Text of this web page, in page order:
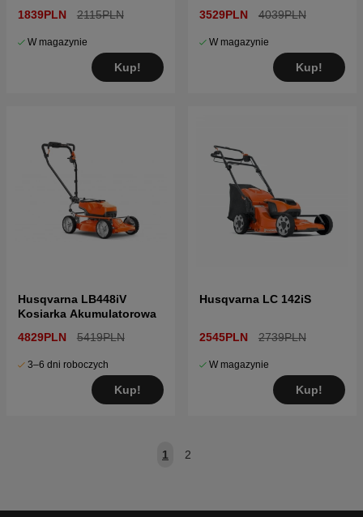
1839PLN 2115PLN
W magazynie
Kup!
3529PLN 4039PLN
W magazynie
Kup!
Husqvarna LB448iV
Kosiarka Akumulatorowa
4829PLN
5419PLN
3–6 dni roboczych
Kup!
Husqvarna LC 142iS
2545PLN 2739PLN
W magazynie
Kup!
1 2